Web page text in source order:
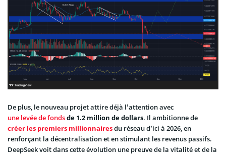
De plus, le nouveau projet attire déjà l’attention avec
une levée de fondsde 1.2 million de dollars. Il ambitionne de
créer les premiers millionnairesdu réseau d’ici à 2026, en
renforçant la décentralisation et en stimulant les revenus passifs.
DeepSeek voit dans cette évolution une preuve de la vitalité et de la